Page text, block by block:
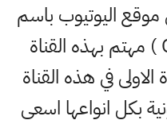
موقع اليوتيوب باسم
( احمد مهدي Gaming ) مهتم بهذه القناة
في هذه القناة
بكل انواعها اسعى